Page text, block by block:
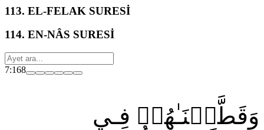
113. EL-FELAK SURESİ
114. EN-NÂS SURESİ
7:168
وَقَطَّعۡنَـٰهُمۡ فِـي